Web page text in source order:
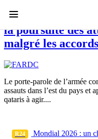
Les Forces
la poursuite des
malgré les
Le porte-parole de l’armée
assauts dans l’est du pays et
qataris à agir....
R24
Mondial 2026 : un